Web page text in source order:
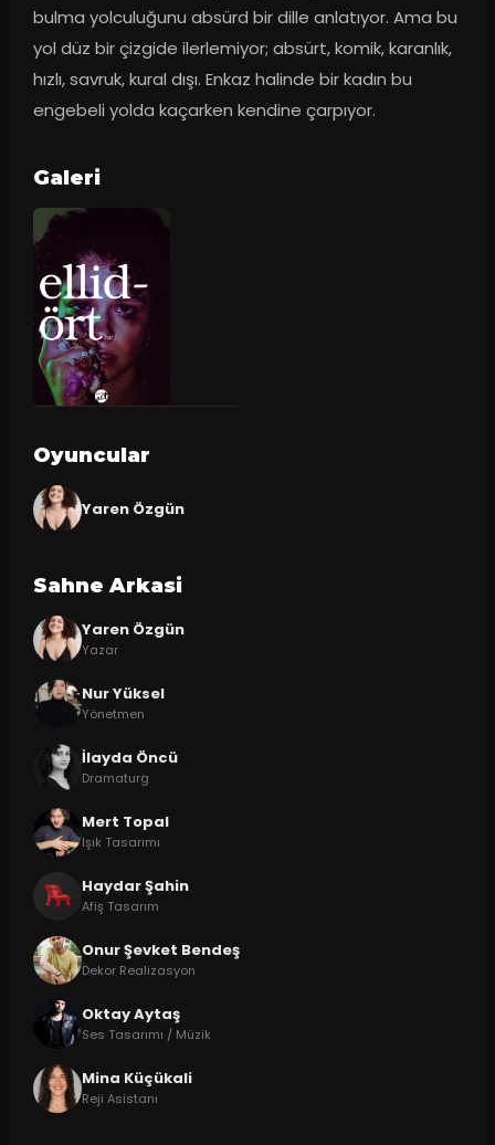
bulma yolculuğunu absürd bir dille anlatıyor. Ama bu
yol düz bir çizgide ilerlemiyor; absürt, komik, karanlık,
hızlı, savruk, kural dışı. Enkaz halinde bir kadın bu
engebeli yolda kaçarken kendine çarpıyor.
Galeri
Oyuncular
Yaren Özgün
Sahne Arkasi
Yaren Özgün
Yazar
Nur Yüksel
Yönetmen
İlayda Öncü
Dramaturg
Mert Topal
Işık Tasarımı
Haydar Şahin
Afiş Tasarım
Onur Şevket Bendeş
Dekor Realizasyon
Oktay Aytaş
Ses Tasarımı / Müzik
Mina Küçükali
Reji Asistanı